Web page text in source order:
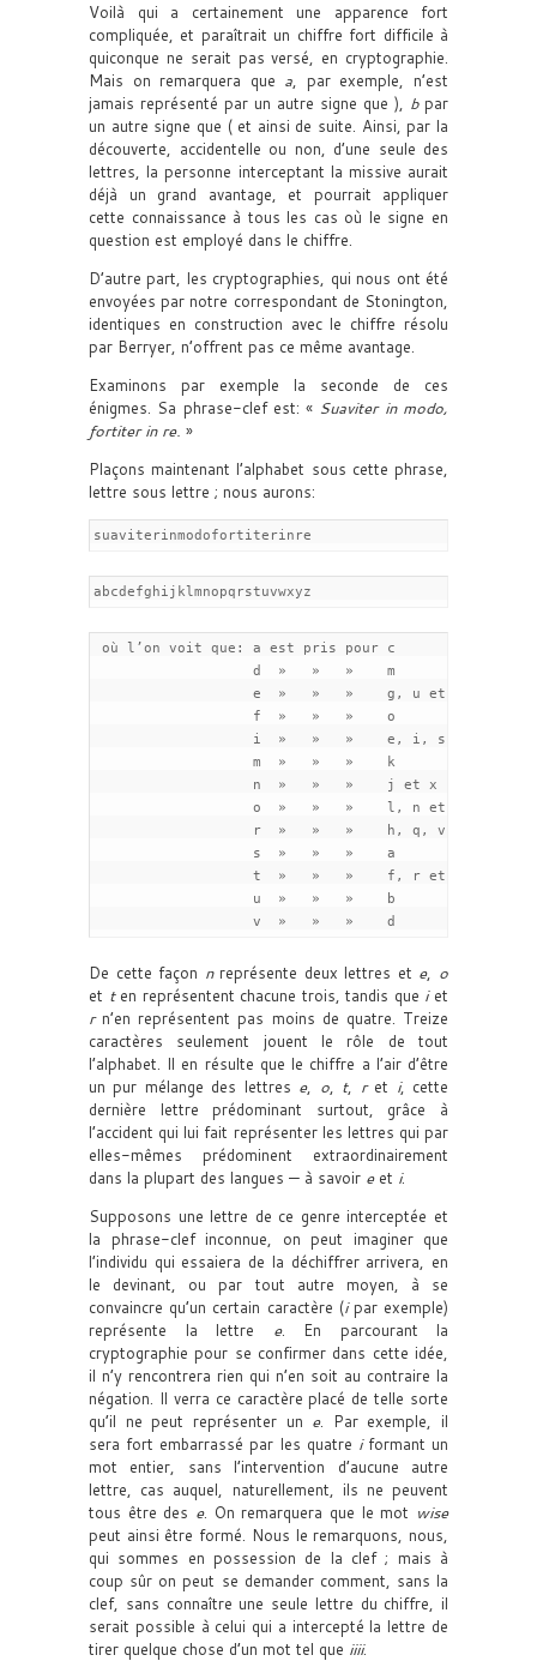
Voilà qui a certainement une apparence fort
compliquée, et paraîtrait un chiffre fort difficile à
quiconque ne serait pas versé, en cryptographie.
Mais on remarquera que a, par exemple, n’est
jamais représenté par un autre signe que ), bpar
un autre signe que ( et ainsi de suite. Ainsi, par la
découverte, accidentelle ou non, d’une seule des
lettres, la personne interceptant la missive aurait
déjà un grand avantage, et pourrait appliquer
cette connaissance à tous les cas où le signe en
question est employé dans le chiffre.
D’autre part, les cryptographies, qui nous ont été
envoyées par notre correspondant de Stonington,
identiques en construction avec le chiffre résolu
par Berryer, n’offrent pas ce même avantage.
Examinons par exemple la seconde de ces
énigmes. Sa phrase-clef est: « Suaviter in modo,
fortiter in re. »
Plaçons maintenant l’alphabet sous cette phrase,
lettre sous lettre ; nous aurons:
suaviterinmodofortiterinre
abcdefghijklmnopqrstuvwxyz
où l’on voit que: a est pris pour c
                   d  »   »   »    m
                   e  »   »   »    g, u et z
                   f  »   »   »    o
                   i  »   »   »    e, i, s et w
                   m  »   »   »    k
                   n  »   »   »    j et x
                   o  »   »   »    l, n et p
                   r  »   »   »    h, q, v et y
                   s  »   »   »    a
                   t  »   »   »    f, r et t
                   u  »   »   »    b
                   v  »   »   »    d
De cette façon nreprésente deux lettres et e, o
et ten représentent chacune trois, tandis que iet
rn’en représentent pas moins de quatre. Treize
caractères seulement jouent le rôle de tout
l’alphabet. Il en résulte que le chiffre a l’air d’être
un pur mélange des lettres e, o, t, ret i, cette
dernière lettre prédominant surtout, grâce à
l’accident qui lui fait représenter les lettres qui par
elles-mêmes prédominent extraordinairement
dans la plupart des langues — à savoir eet i.
Supposons une lettre de ce genre interceptée et
la phrase-clef inconnue, on peut imaginer que
l’individu qui essaiera de la déchiffrer arrivera, en
le devinant, ou par tout autre moyen, à se
convaincre qu’un certain caractère (ipar exemple)
représente la lettre e. En parcourant la
cryptographie pour se confirmer dans cette idée,
il n’y rencontrera rien qui n’en soit au contraire la
négation. Il verra ce caractère placé de telle sorte
qu’il ne peut représenter un e. Par exemple, il
sera fort embarrassé par les quatre iformant un
mot entier, sans l’intervention d’aucune autre
lettre, cas auquel, naturellement, ils ne peuvent
tous être des e. On remarquera que le mot wise
peut ainsi être formé. Nous le remarquons, nous,
qui sommes en possession de la clef ; mais à
coup sûr on peut se demander comment, sans la
clef, sans connaître une seule lettre du chiffre, il
serait possible à celui qui a intercepté la lettre de
tirer quelque chose d’un mot tel que iiii.